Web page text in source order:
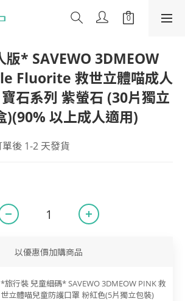
版* SAVEWO 3DMEOW
Fluorite 救世立體喵成人
石系列 紫螢石 (30片獨立
)(90% 以上成人適用)
後 1-2 天發貨
以優惠價加購商品
*旅行裝 兒童細碼* SAVEWO 3DMEOW PINK 救
世立體喵兒童防護口罩 粉紅色(5片獨立包裝)